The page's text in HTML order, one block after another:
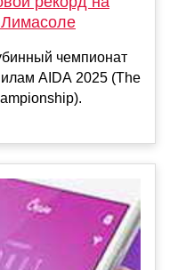
чемпионат
AIDA 2025 (The